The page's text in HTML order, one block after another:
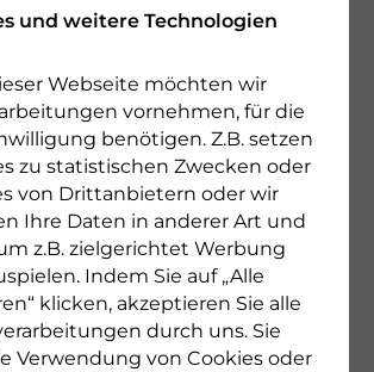
und weitere Technologien
Webseite möchten wir
vornehmen, für die
benötigen. Z.B. setzen
zu statistischen Zwecken oder
von Drittanbietern oder wir
Ihre Daten in anderer Art und
z.B. zielgerichtet Werbung
Indem Sie auf „Alle
klicken, akzeptieren Sie alle
durch uns. Sie
Verwendung von Cookies oder